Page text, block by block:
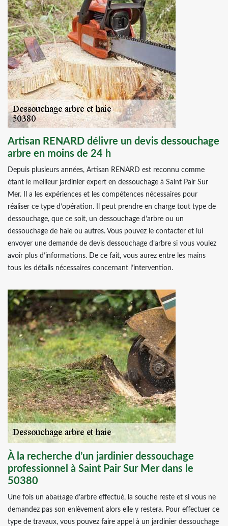
Artisan RENARD délivre un devis dessouchage
arbre en moins de 24 h
Depuis plusieurs années, Artisan RENARD est reconnu comme
étant le meilleur jardinier expert en dessouchage à Saint Pair Sur
Mer. Il a les expériences et les compétences nécessaires pour
réaliser ce type d’opération. Il peut prendre en charge tout type de
dessouchage, que ce soit, un dessouchage d’arbre ou un
dessouchage de haie ou autres. Vous pouvez le contacter et lui
envoyer une demande de devis dessouchage d’arbre si vous voulez
avoir plus d’informations. De ce fait, vous aurez entre les mains
tous les détails nécessaires concernant l’intervention.
À la recherche d’un jardinier dessouchage
professionnel à Saint Pair Sur Mer dans le
50380
Une fois un abattage d’arbre effectué, la souche reste et si vous ne
demandez pas son enlèvement alors elle y restera. Pour effectuer ce
type de travaux, vous pouvez faire appel à un jardinier dessouchage